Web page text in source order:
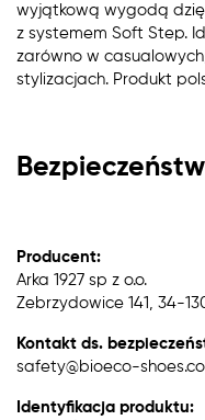
wyjątkową wygodą
z systemem Soft Step.
zarówno w
stylizacjach. Produkt
Producent:
Arka 1927 sp z o.o.
Zebrzydowice 141, 34-
Kontakt ds.
safety@bioeco-
Identyfikacja produktu: